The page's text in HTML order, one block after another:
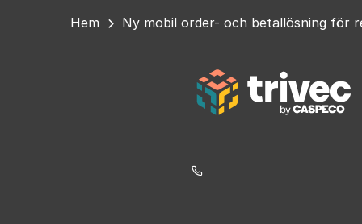
Du
Hem Ny mobil order- och betallösning för